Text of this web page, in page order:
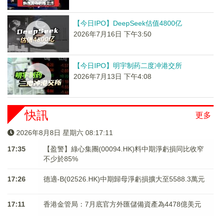
【今日IPO】DeepSeek估值4800亿
2026年7月16日 下午3:50
【今日IPO】明宇制药二度冲港交所
2026年7月13日 下午4:08
更多
快訊
2026年8月8日 星期六 08:17:12
17:35
【盈警】綠心集團(00094.HK)料中期淨虧損同比收窄
不少於85%
17:26 德適-B(02526.HK)中期歸母淨虧損擴大至5588.3萬元
17:11 香港金管局：7月底官方外匯儲備資產為4478億美元